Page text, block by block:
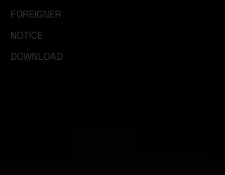
FOREIGNER
NOTICE
DOWNLOAD